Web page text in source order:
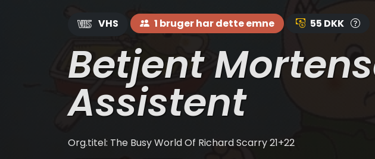
VHS 1 bruger har dette emne 55 DKK
Betjent
Assistent
Org.titel: The Busy World Of Richard Scarry 21+22